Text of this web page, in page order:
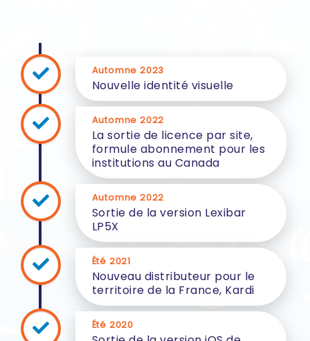
Automne 2023
Nouvelle identité visuelle
Automne 2022
La sortie de licence par site,
formule abonnement pour les
institutions au Canada
Automne 2022
Sortie de la version Lexibar
LP5X
Été 2021
Nouveau distributeur pour le
territoire de la France, Kardi
Été 2020